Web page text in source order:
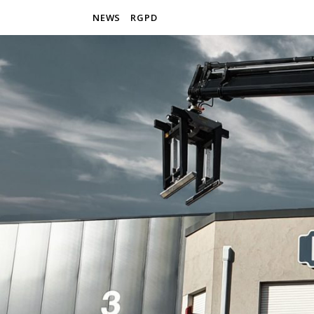
NEWS RGPD